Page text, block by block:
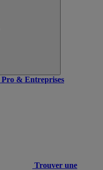
Pro & Entreprises
Trouver une